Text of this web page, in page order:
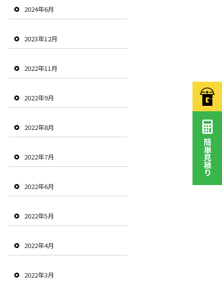
2024年6月
2023年12月
2022年11月
2022年9月
2022年8月
2022年7月
2022年6月
2022年5月
2022年4月
2022年3月